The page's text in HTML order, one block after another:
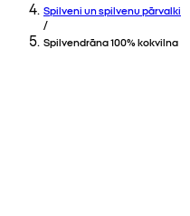
Spilveni un spilvenu pārvalki
/
Spilvendrāna 100% kokvilna